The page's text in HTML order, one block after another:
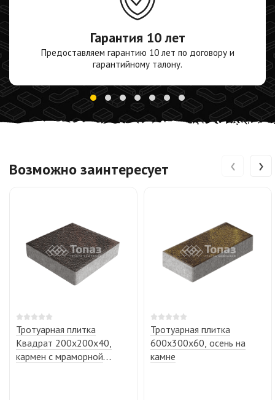
Гарантия 10 лет
Предоставляем гарантию 10 лет по договору и
гарантийному талону.
Возможно заинтересует
Тротуарная плитка
Квадрат 200х200х40,
кармен с мраморной
Тротуарная плитка
600х300х60, осень на
камне
‹ ›